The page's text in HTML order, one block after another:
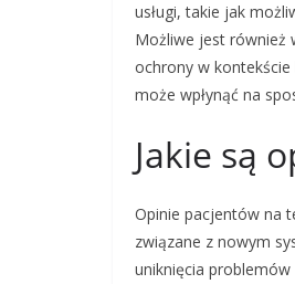
usługi, takie jak
Możliwe jest również
ochrony w
może wpłynąć na
Jakie są
Opinie pacjentów na
związane z nowym
uniknięcia